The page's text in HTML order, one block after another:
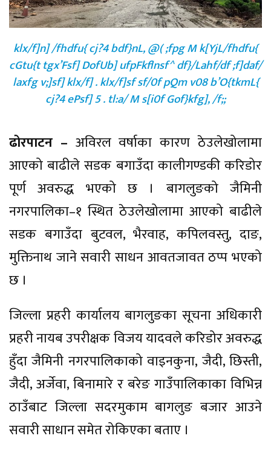
klx/f]n] /fhdfu{ cj?4 bdf}nL, @( ;fpg M k[YjL/fhdfu{
cGtu{t tgx’Fsf] DofUb] ufpFkflnsf^ df}/Lahf/df ;f]daf/
laxfg v;]sf] klx/f] . klx/f]sf sf/0f pQm v08 b’O{tkmL{
cj?4 ePsf] 5 . tl:a/ M s[i0f Gof}kfg], /f;;
ढोरपाटन – अविरल वर्षाका कारण ठेउलेखोलामा
आएको बाढीले सडक बगाउँदा कालीगण्डकी करिडोर
पूर्ण अवरुद्ध भएको छ । बागलुङको जैमिनी
नगरपालिका–१ स्थित ठेउलेखोलामा आएको बाढीले
सडक बगाउँदा बुटवल, भैरवाह, कपिलवस्तु, दाङ,
मुक्तिनाथ जाने सवारी साधन आवतजावत ठप्प भएको
छ ।
जिल्ला प्रहरी कार्यालय बागलुङका सूचना अधिकारी
प्रहरी नायब उपरीक्षक विजय यादवले करिडोर अवरुद्ध
हुँदा जैमिनी नगरपालिकाको वाइनकुना, जैदी, छिस्ती,
जैदी, अर्जेवा, बिनामारे र बरेङ गाउँपालिकाका विभिन्न
ठाउँबाट जिल्ला सदरमुकाम बागलुङ बजार आउने
सवारी साधान समेत रोकिएका बताए ।